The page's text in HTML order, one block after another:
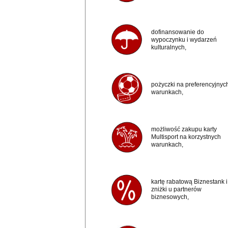
dofinansowanie do
wypoczynku i wydarzeń
kulturalnych,
pożyczki na
warunkach,
możliwość zakupu karty
Multisport na korzystnych
warunkach,
kartę rabatową Biznestank i
zniżki u partnerów
biznesowych,